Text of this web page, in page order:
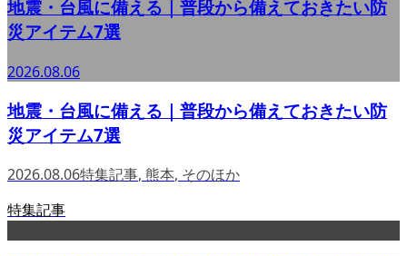
地震・台風に備える｜普段から備えておきたい防
災アイテム7選
2026.08.06
地震・台風に備える｜普段から備えておきたい防
災アイテム7選
2026.08.06特集記事, 熊本, そのほか
特集記事